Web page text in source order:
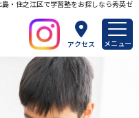
・住之江区で学習塾をお探しなら秀英ゼ
アクセス
メニュー